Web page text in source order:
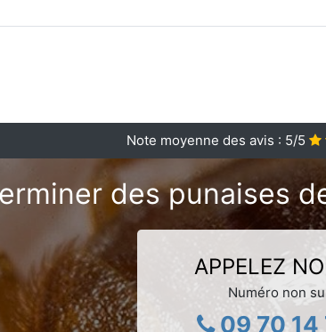
Note moyenne des avis : 5/5
des punaises
APPELEZ
Numéro non
09 70 14